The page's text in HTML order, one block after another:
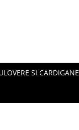
SI CARDIGANE